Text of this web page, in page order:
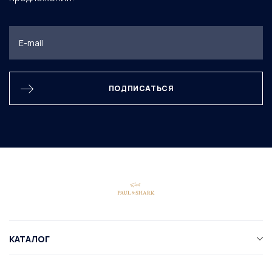
ПОДПИСАТЬСЯ
КАТАЛОГ